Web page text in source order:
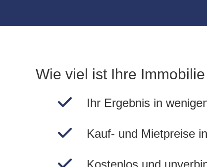
Wie viel ist Ihre
Ihr Ergebnis in
Kauf- und Mietpreise
Kostenlos und